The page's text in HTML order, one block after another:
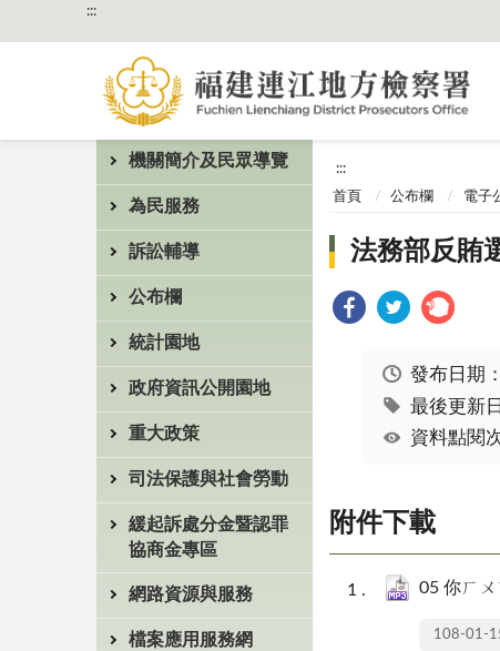
:::
機關簡介及民眾導覽
為民服務
訴訟輔導
公布欄
統計園地
政府資訊公開園地
重大政策
司法保護與社會勞動
緩起訴處分金暨認罪
協商金專區
網路資源與服務
檔案應用服務網
:::
首頁 公布欄 電子
法務部反賄
發布日期：
最後更新
資料點閱
附件下載
05 你ㄏㄨ
108-01-